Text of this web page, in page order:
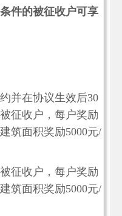
件的被征收户可享
并在协议生效后30
征收户，每户奖励
筑面积奖励5000元/
征收户，每户奖励
筑面积奖励5000元/